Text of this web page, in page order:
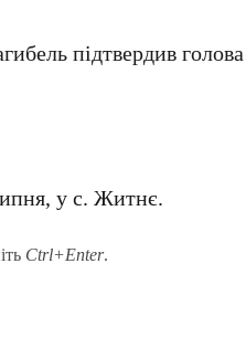
підтвердив голова
у с. Житнє.
Ctrl+Enter.